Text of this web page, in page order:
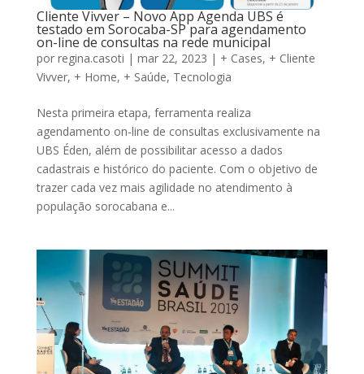
Cliente Vivver – Novo App Agenda UBS é
testado em Sorocaba-SP para agendamento
on-line de consultas na rede municipal
por regina.casoti | mar 22, 2023 | + Cases, + Cliente
Vivver, + Home, + Saúde, Tecnologia
Nesta primeira etapa, ferramenta realiza
agendamento on-line de consultas exclusivamente na
UBS Éden, além de possibilitar acesso a dados
cadastrais e histórico do paciente. Com o objetivo de
trazer cada vez mais agilidade no atendimento à
população sorocabana e...